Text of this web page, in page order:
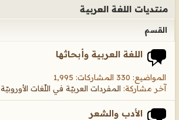
منتديات اللغة العربية
القسم
اللغة العربية وأبحاثها
المواضيع: 330 المشاركات: 1,995
آخر مشاركة: المفردات العربيّة في اللّغات الأوروبيّة
الأدب والشعر